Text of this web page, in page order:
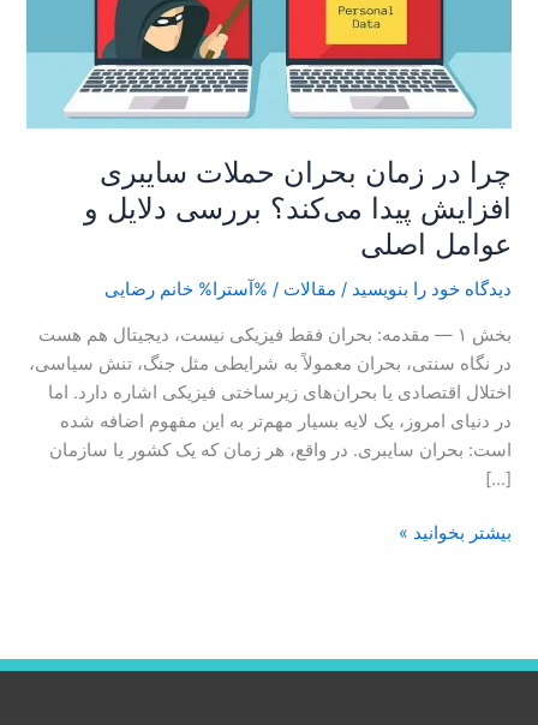
چرا در زمان بحران حملات سایبری
افزایش پیدا می‌کند؟ بررسی دلایل و
عوامل اصلی
دیدگاه‌ خود را بنویسید / مقالات / %آسترا% خانم رضایی
بخش ۱ — مقدمه: بحران فقط فیزیکی نیست، دیجیتال هم هست
در نگاه سنتی، بحران معمولاً به شرایطی مثل جنگ، تنش سیاسی،
اختلال اقتصادی یا بحران‌های زیرساختی فیزیکی اشاره دارد. اما
در دنیای امروز، یک لایه بسیار مهم‌تر به این مفهوم اضافه شده
است: بحران سایبری. در واقع، هر زمان که یک کشور یا سازمان
[…]
افزایش
می‌کند؟
بررسی
دلایل
و
عوامل
اصلی
بیشتر بخوانید »